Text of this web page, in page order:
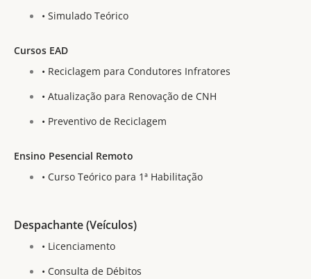
• Simulado Teórico
Cursos EAD
• Reciclagem para Condutores Infratores
• Atualização para Renovação de CNH
• Preventivo de Reciclagem
Ensino Pesencial Remoto
• Curso Teórico para 1ª Habilitação
Despachante (Veículos)
• Licenciamento
• Consulta de Débitos